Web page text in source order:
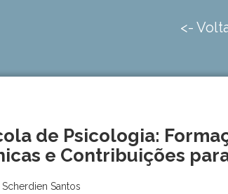
<-
de Psicologia:
e Contribuições
Scherdien Santos